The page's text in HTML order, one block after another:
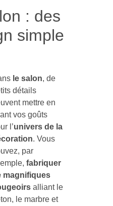
: des
simple
le salon, de
détails
mettre en
vos goûts
l’univers de la
. Vous
par
fabriquer
magnifiques
alliant le
le marbre et